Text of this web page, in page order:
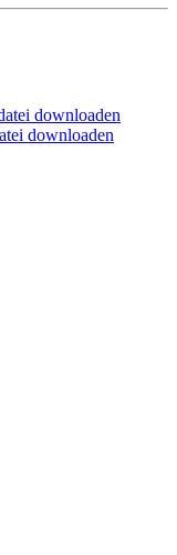
downloaden
downloaden